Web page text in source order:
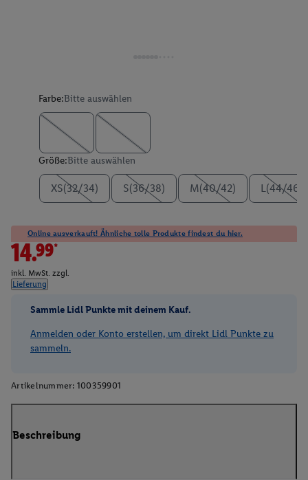
Farbe:Bitte auswählen
Größe:Bitte auswählen
XS(32/34) S(36/38) M(40/42) L(44/46)
Online ausverkauft! Ähnliche tolle Produkte findest du hier.
14.99*
inkl. MwSt. zzgl.
Lieferung
Sammle Lidl Punkte mit deinem Kauf.
Anmelden oder Konto erstellen, um direkt Lidl Punkte zu
sammeln.
Artikelnummer: 100359901
Beschreibung